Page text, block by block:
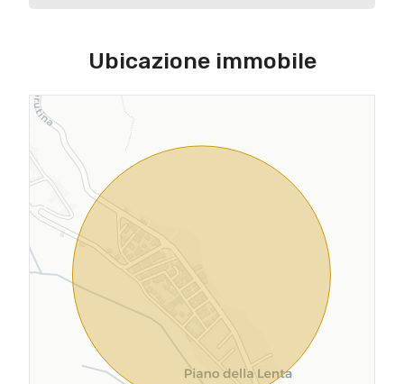
Ubicazione immobile